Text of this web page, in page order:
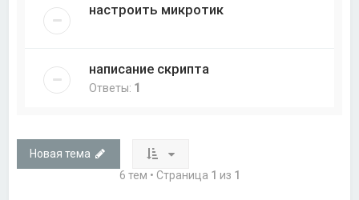
настроить микротик
написание скрипта
Ответы: 1
Новая тема
6 тем • Страница 1 из 1